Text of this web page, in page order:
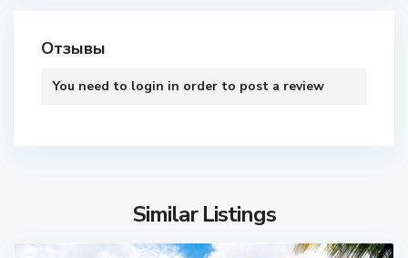
Отзывы
You need to login in order to post a review
Similar Listings